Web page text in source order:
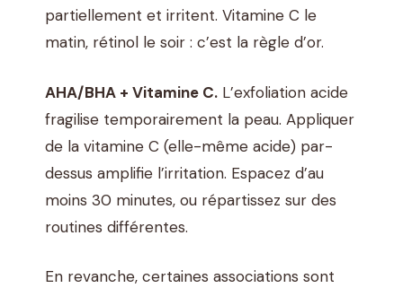
partiellement et irritent. Vitamine C le
matin, rétinol le soir : c’est la règle d’or.
AHA/BHA + Vitamine C. L’exfoliation acide
fragilise temporairement la peau. Appliquer
de la vitamine C (elle-même acide) par-
dessus amplifie l’irritation. Espacez d’au
moins 30 minutes, ou répartissez sur des
routines différentes.
En revanche, certaines associations sont